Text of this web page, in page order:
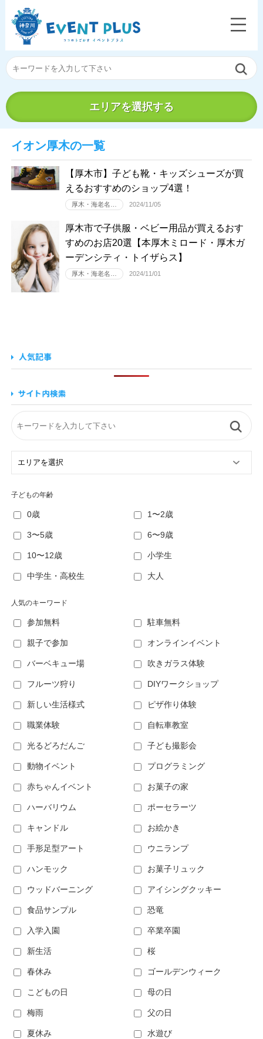
エリアを選択する
イオン厚木の一覧
【厚木市】子ども靴・キッズシューズが買
えるおすすめのショップ4選！
厚木・海老名… 2024/11/05
厚木市で子供服・ベビー用品が買えるおす
すめのお店20選【本厚木ミロード・厚木ガ
ーデンシティ・トイザらス】
厚木・海老名… 2024/11/01
子どもの年齢
0歳 1〜2歳
3〜5歳 6〜9歳
10〜12歳 小学生
中学生・高校生 大人
人気のキーワード
参加無料 駐車無料
親子で参加 オンラインイベント
バーベキュー場 吹きガラス体験
フルーツ狩り DIYワークショップ
新しい生活様式 ピザ作り体験
職業体験 自転車教室
光るどろだんご 子ども撮影会
動物イベント プログラミング
赤ちゃんイベント お菓子の家
ハーバリウム ポーセラーツ
キャンドル お絵かき
手形足型アート ウニランプ
ハンモック お菓子リュック
ウッドバーニング アイシングクッキー
食品サンプル 恐竜
入学入園 卒業卒園
新生活 桜
春休み ゴールデンウィーク
こどもの日 母の日
梅雨 父の日
夏休み 水遊び